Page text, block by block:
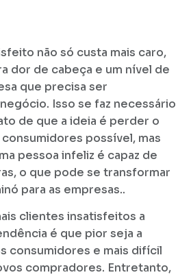
não só custa mais caro,
dor de cabeça e um nível de
que precisa ser
Isso se faz necessário
de que a ideia é perder o
possível, mas
pessoa infeliz é capaz de
o que pode se transformar
para as empresas..
clientes insatisfeitos a
é que pior seja a
consumidores e mais difícil
compradores. Entretanto,